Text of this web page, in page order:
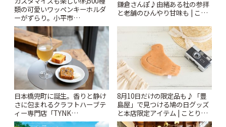
類の可愛いワッペンキーホルダ
ーがずらり。小平市
「Kimamaya T&K」 | ことりっ
ぷ
鎌倉さんぽ♪由緒ある社の参拝
と老舗のひんやり甘味も | こと
日本橋兜町に誕生。香りと静け
さに包まれるクラフトハーブテ
ィー専門店「TYNK
Kabutocho」 | ことりっぷ
8月10日だけの限定品も♪「豊
島屋」で見つける鳩の日グッズ
と本店限定アイテム | ことりっ
ぷ